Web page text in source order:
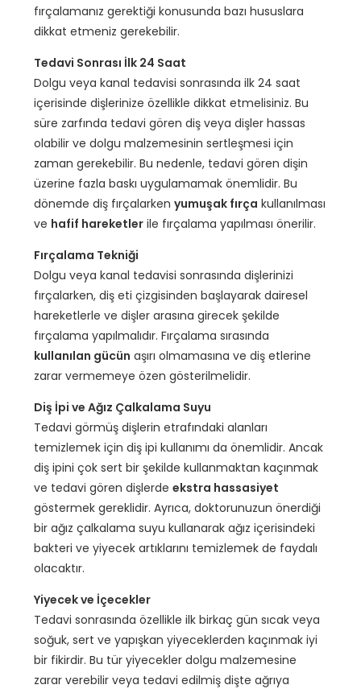
fırçalamanız gerektiği konusunda bazı hususlara
dikkat etmeniz gerekebilir.
Tedavi Sonrası İlk 24 Saat
Dolgu veya kanal tedavisi sonrasında ilk 24 saat
içerisinde dişlerinize özellikle dikkat etmelisiniz. Bu
süre zarfında tedavi gören diş veya dişler hassas
olabilir ve dolgu malzemesinin sertleşmesi için
zaman gerekebilir. Bu nedenle, tedavi gören dişin
üzerine fazla baskı uygulamamak önemlidir. Bu
dönemde diş fırçalarken yumuşak fırça kullanılması
ve hafif hareketler ile fırçalama yapılması önerilir.
Fırçalama Tekniği
Dolgu veya kanal tedavisi sonrasında dişlerinizi
fırçalarken, diş eti çizgisinden başlayarak dairesel
hareketlerle ve dişler arasına girecek şekilde
fırçalama yapılmalıdır. Fırçalama sırasında
kullanılan gücün aşırı olmamasına ve diş etlerine
zarar vermemeye özen gösterilmelidir.
Diş İpi ve Ağız Çalkalama Suyu
Tedavi görmüş dişlerin etrafındaki alanları
temizlemek için diş ipi kullanımı da önemlidir. Ancak
diş ipini çok sert bir şekilde kullanmaktan kaçınmak
ve tedavi gören dişlerde ekstra hassasiyet
göstermek gereklidir. Ayrıca, doktorunuzun önerdiği
bir ağız çalkalama suyu kullanarak ağız içerisindeki
bakteri ve yiyecek artıklarını temizlemek de faydalı
olacaktır.
Yiyecek ve İçecekler
Tedavi sonrasında özellikle ilk birkaç gün sıcak veya
soğuk, sert ve yapışkan yiyeceklerden kaçınmak iyi
bir fikirdir. Bu tür yiyecekler dolgu malzemesine
zarar verebilir veya tedavi edilmiş dişte ağrıya